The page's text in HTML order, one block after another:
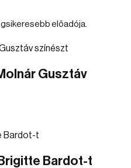
előadója.
Gusztáv
Bardot-t